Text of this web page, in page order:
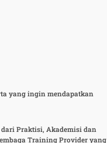
yang ingin mendapatkan
Praktisi, Akademisi dan
Training Provider yang